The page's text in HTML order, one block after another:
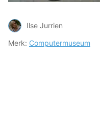
Ilse Jurrien
Merk: Computermuseum